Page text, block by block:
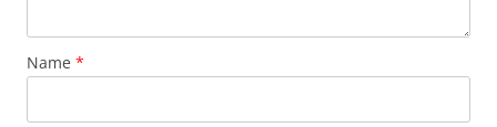
Name *